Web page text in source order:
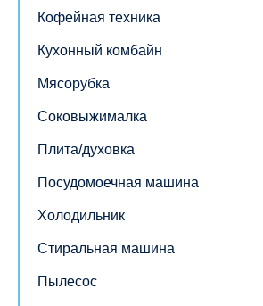
Кофейная техника
Кухонный комбайн
Мясорубка
Соковыжималка
Плита/духовка
Посудомоечная машина
Холодильник
Стиральная машина
Пылесос